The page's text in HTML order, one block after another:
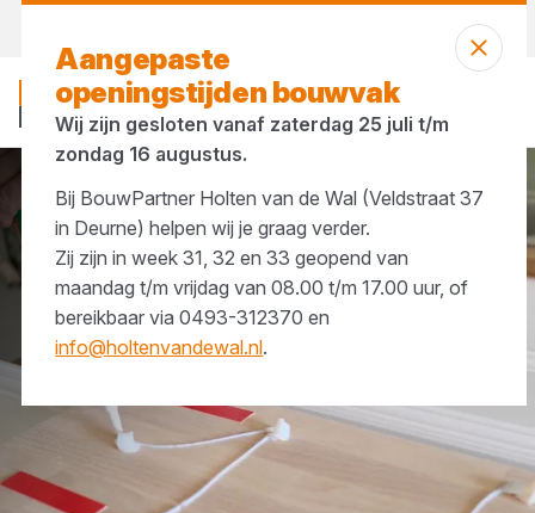
Merken Griffon
Aangepaste
openingstijden bouwvak
Wij zijn gesloten vanaf zaterdag 25 juli t/m
zondag 16 augustus.
Bij BouwPartner Holten van de Wal (Veldstraat 37
in Deurne) helpen wij je graag verder.
Zij zijn in week 31, 32 en 33 geopend van
maandag t/m vrijdag van 08.00 t/m 17.00 uur, of
bereikbaar via 0493-312370 en
info@holtenvandewal.nl.